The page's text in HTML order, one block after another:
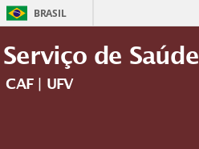
BRASIL
Serviço de Saúde
CAF | UFV